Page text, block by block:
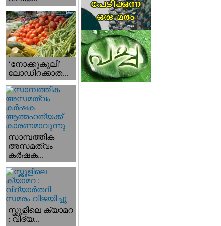
‘നോക്കുകൂലി’
ലോഡിറക്കാത...
സാമ്പത്തിക
അസമത്വം
കര്‍ഷക...
സ്ക്കൂളിലെ ക്യാമറ
: വിദ്യ...